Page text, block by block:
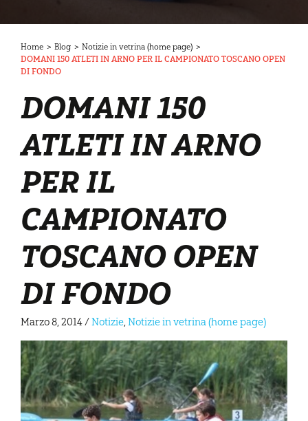
Home > Blog > Notizie in vetrina (home page) >
DOMANI 150 ATLETI IN ARNO PER IL CAMPIONATO TOSCANO OPEN
DI FONDO
DOMANI 150
ATLETI IN ARNO
PER IL
CAMPIONATO
TOSCANO OPEN
DI FONDO
Marzo 8, 2014/Notizie,Notizie in vetrina (home page)